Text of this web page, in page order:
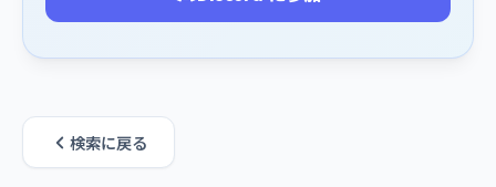
検索に戻る